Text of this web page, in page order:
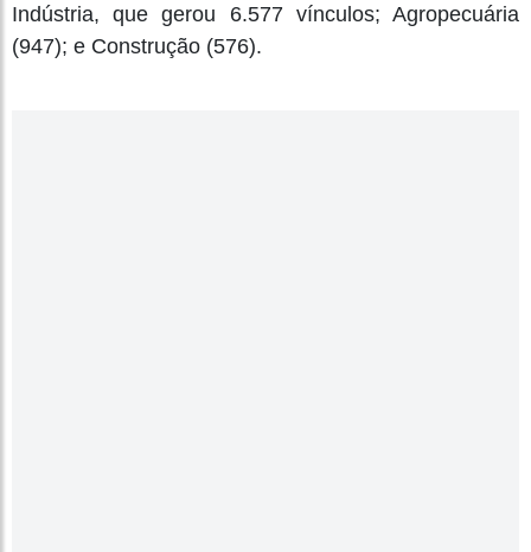
Indústria, que gerou 6.577 vínculos; Agropecuária
(947); e Construção (576).